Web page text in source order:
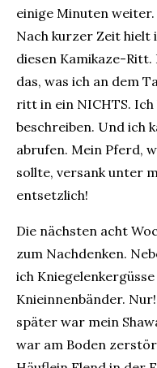
einige Minuten
Nach kurzer Zeit hielt
diesen Kamikaze-
das, was ich an dem
ritt in ein NICHTS.
beschreiben. Und ich
abrufen. Mein Pferd,
sollte, versank unter
entsetzlich!
Die nächsten acht
zum Nachdenken.
ich
Knieinnenbänder.
später war mein
war am Boden